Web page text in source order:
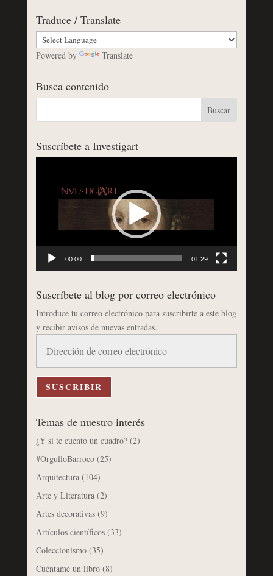
Traduce / Translate
Powered by Translate
Busca contenido
Suscríbete a Investigart
00:00 01:29
Suscríbete al blog por correo electrónico
Introduce tu correo electrónico para suscribirte a este blog
y recibir avisos de nuevas entradas.
correo
electrónico
SUSCRIBIR
Temas de nuestro interés
¿Y si te cuento un cuadro?(2)
#OrgulloBarroco(25)
Arquitectura(104)
Arte y Literatura(2)
Artes decorativas(9)
Artículos científicos(33)
Coleccionismo(35)
Cuéntame un libro(8)